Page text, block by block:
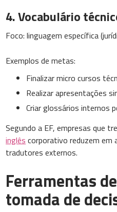
4. Vocabulário
Foco: linguagem específica
Exemplos de metas:
Finalizar micro cursos
Realizar apresentações
Criar glossários internos
Segundo a EF, empresas que
inglês corporativo reduzem em
tradutores externos.
Ferramentas
tomada de